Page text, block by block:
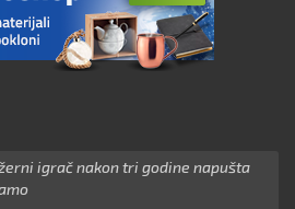
igrač nakon tri godine napušta